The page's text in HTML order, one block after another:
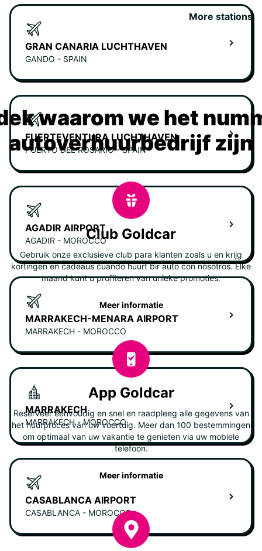
GRAN CANARIA LUCHTHAVEN
GANDO - SPAIN
FUERTEVENTURA LUCHTHAVEN
PUERTO DEL ROSARIO - SPAIN
AGADIR AIRPORT
AGADIR - MOROCCO
MARRAKECH-MENARA AIRPORT
MARRAKECH - MOROCCO
MARRAKECH
MARRAKECH - MOROCCO
CASABLANCA AIRPORT
CASABLANCA - MOROCCO
More stations
waarom we het
autoverhuurbedrijf zijn
Club Goldcar
Gebruik onze exclusieve club para klanten zoals u en krijg
kortingen en cadeaus cuando huurt bir auto con nosotros. Elke
maand kunt u profiteren van unieke promoties.
Meer informatie
App Goldcar
Reserveer eenvoudig en snel en raadpleeg alle gegevens van
het huurproces van uw voertuig. Meer dan 100 bestemmingen
om optimaal van uw vakantie te genieten via uw mobiele
telefoon.
Meer informatie